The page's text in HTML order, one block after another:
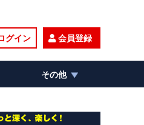
グイン 会員登録
その他